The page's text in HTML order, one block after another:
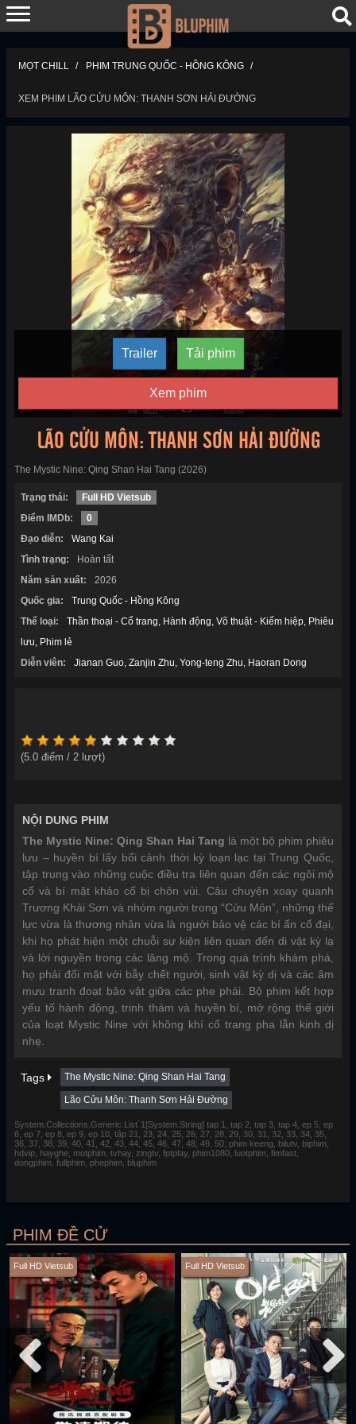
MỌT CHILL PHIM TRUNG QUỐC - HỒNG KÔNG
XEM PHIM LÃO CỬU MÔN: THANH SƠN HẢI ĐƯỜNG
Trailer Tải phim
Xem phim
LÃO CỬU MÔN: THANH SƠN HẢI ĐƯỜNG
The Mystic Nine: Qing Shan Hai Tang (2026)
Trạng thái:
Full HD Vietsub
Điểm IMDb:
0
Đạo diễn:
Wang Kai
Tình trạng:
Hoàn tất
Năm sản xuất:
2026
Quốc gia:
Trung Quốc - Hồng Kông
Thể loại:
Thần thoại - Cổ trang Hành động Võ thuật - Kiếm hiệp Phiêu
lưu
Phim lẻ
Diễn viên:
Jianan Guo Zanjin Zhu Yong-teng Zhu Haoran Dong
(5.0 điểm / 2 lượt)
NỘI DUNG PHIM
The Mystic Nine: Qing Shan Hai Tang là một bộ phim phiêu
lưu – huyền bí lấy bối cảnh thời kỳ loạn lạc tại Trung Quốc,
tập trung vào những cuộc điều tra liên quan đến các ngôi mộ
cổ và bí mật khảo cổ bị chôn vùi. Câu chuyện xoay quanh
Trương Khải Sơn và nhóm người trong “Cửu Môn”, những thế
lực vừa là thương nhân vừa là người bảo vệ các bí ẩn cổ đại,
khi họ phát hiện một chuỗi sự kiện liên quan đến di vật kỳ lạ
và lời nguyền trong các lăng mộ. Trong quá trình khám phá,
họ phải đối mặt với bẫy chết người, sinh vật kỳ dị và các âm
mưu tranh đoạt bảo vật giữa các phe phái. Bộ phim kết hợp
yếu tố hành động, trinh thám và huyền bí, mở rộng thế giới
của loạt Mystic Nine với không khí cổ trang pha lẫn kinh dị
nhẹ.
Tags The Mystic Nine: Qing Shan Hai Tang
Lão Cửu Môn: Thanh Sơn Hải Đường
System.Collections.Generic.List`1[System.String] tap 1, tap 2, tap 3, tap 4, ep 5, ep
6, ep 7, ep 8, ep 9, ep 10, tập 21, 23, 24, 25, 26, 27, 28, 29, 30, 31, 32, 33, 34, 35,
36, 37, 38, 39, 40, 41, 42, 43, 44, 45, 46, 47, 48, 49, 50, phim keeng, bilutv, biphim,
hdvip, hayghe, motphim, tvhay, zingtv, fptplay, phim1080, luotphim, fimfast,
dongphim, fullphim, phephim, bluphim
PHIM ĐỀ CỬ
Full HD Vietsub Full HD Vietsub